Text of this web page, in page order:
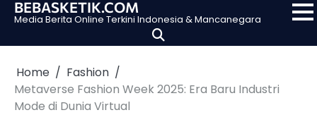
SkipBEBASKETIK.COM
Media Berita Online Terkini Indonesia & Mancanegara
Home
Fashion
Metaverse Fashion Week 2025: Era Baru Industri
Mode di Dunia Virtual